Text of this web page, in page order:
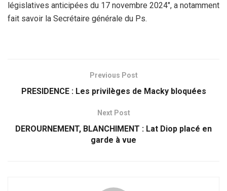
législatives anticipées du 17 novembre 2024″, a notamment
fait savoir la Secrétaire générale du Ps.
Previous Post
PRESIDENCE : Les privilèges de Macky bloquées
Next Post
DEROURNEMENT, BLANCHIMENT : Lat Diop placé en
garde à vue